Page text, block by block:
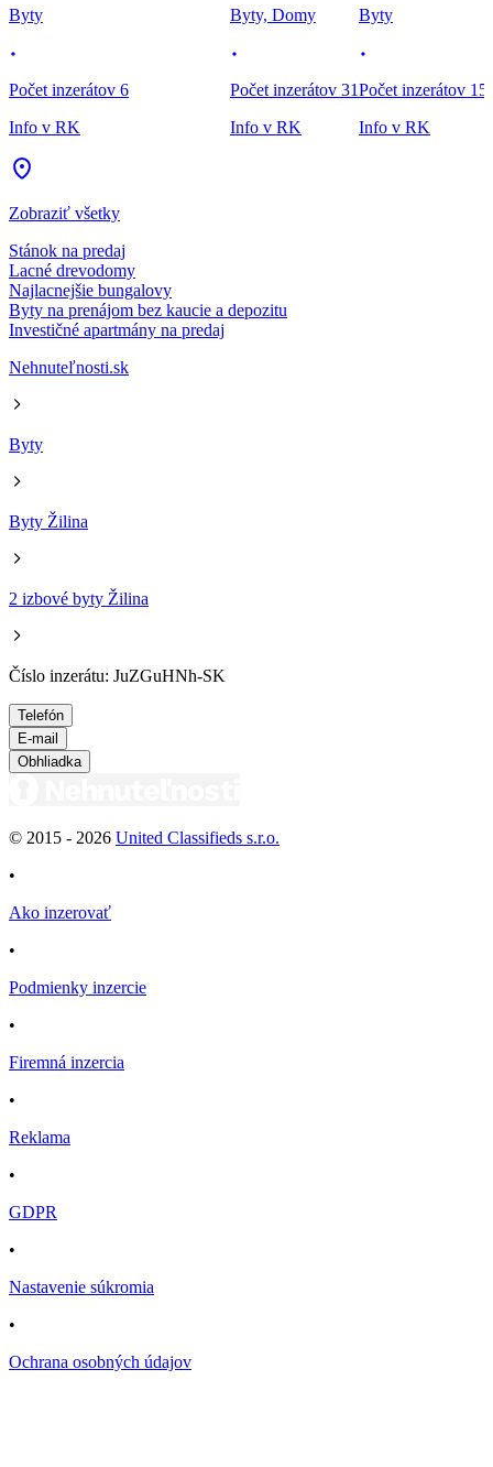
Byty
Počet inzerátov 6
Info v RK
Byty, Domy
Počet inzerátov 31
Info v RK
Byty
Počet inzerátov 15
Info v RK
Zobraziť všetky
Stánok na predaj
Lacné drevodomy
Najlacnejšie bungalovy
Byty na prenájom bez kaucie a depozitu
Investičné apartmány na predaj
Nehnuteľnosti.sk
Byty
Byty Žilina
2 izbové byty Žilina
Číslo inzerátu: JuZGuHNh-SK
Telefón
E-mail
Obhliadka
© 2015 - 2026 United Classifieds s.r.o.
•
Ako inzerovať
•
Podmienky inzercie
•
Firemná inzercia
•
Reklama
•
GDPR
•
Nastavenie súkromia
•
Ochrana osobných údajov